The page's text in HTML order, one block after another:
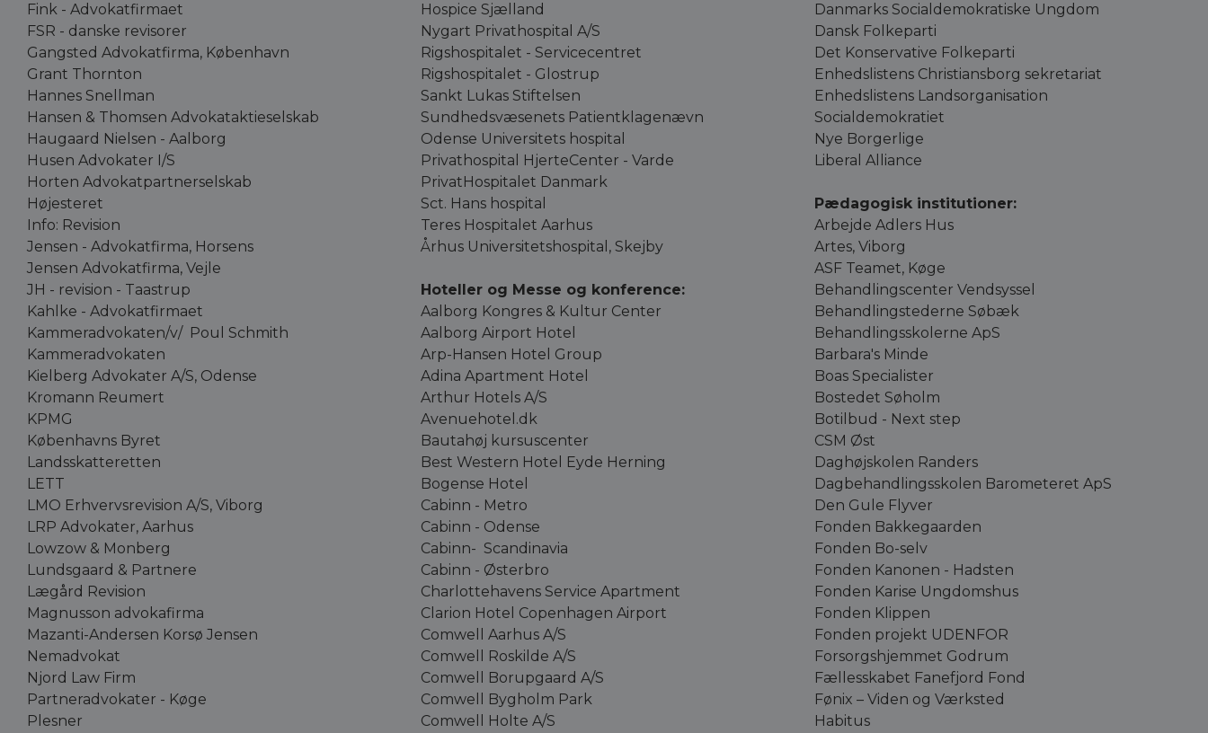
Fink - ​Advokatfirmaet
FSR - danske revisorer
Gangsted Advokatfirma, København
Grant Thornton
Hannes Snellman
Hansen & Thomsen Advokataktieselskab
Haugaard Nielsen - Aalborg
Husen Advokater I/S
Horten Advokatpartnerselskab
Højesteret
Info: Revision
Jensen - Advokatfirma, Horsens
Jensen Advokatfirma, Vejle
JH - revision - Taastrup
Kahlke - Advokatfirmaet
Kammeradvokaten/v/ Poul Schmith
Kammeradvokaten
Kielberg Advokater A/S, Odense
Kromann Reumert
KPMG
Københavns Byret
Landsskatteretten
LETT
LMO Erhvervsrevision A/S, Viborg
LRP Advokater, Aarhus
Lowzow & Monberg
Lundsgaard & Partnere
Lægård Revision
Magnusson advokafirma
Mazanti-Andersen Korsø Jensen
Nemadvokat
Njord Law Firm
Partneradvokater - Køge
Plesner
Hospice Sjælland
Nygart Privathospital A/S
Rigshospitalet - Servicecentret
Rigshospitalet - Glostrup
Sankt Lukas Stiftelsen
Sundhedsvæsenets Patientklagenævn
Odense Universitets hospital
Privathospital HjerteCenter - Varde
PrivatHospitalet Danmark
Sct. Hans hospital
Teres Hospitalet Aarhus
Århus Universitetshospital, Skejby
Hoteller og Messe og konference:
Aalborg Kongres & Kultur Center
Aalborg Airport Hotel
Arp-Hansen Hotel Group
Adina Apartment Hotel
Arthur Hotels A/S
Avenuehotel.dk
Bautahøj kursuscenter
Best Western Hotel Eyde Herning
Bogense Hotel
Cabinn - Metro
Cabinn - Odense
Cabinn- Scandinavia
Cabinn - Østerbro
Charlottehavens Service Apartment
Clarion Hotel Copenhagen Airport
Comwell Aarhus A/S
Comwell Roskilde A/S
Comwell Borupgaard A/S
Comwell Bygholm Park
Comwell Holte A/S
Danmarks Socialdemokratiske Ungdom
Dansk Folkeparti
Det Konservative Folkeparti
Enhedslistens Christiansborg sekretariat
Enhedslistens Landsorganisation
Socialdemokratiet
Nye Borgerlige
Liberal Alliance
Pædagogisk institutioner:
Arbejde Adlers Hus
Artes, Viborg
ASF Teamet, Køge
Behandlingscenter Vendsyssel
Behandlingstederne Søbæk
Behandlingsskolerne ApS
Barbara's Minde
Boas Specialister
Bostedet Søholm
Botilbud - Next step
CSM Øst
Daghøjskolen Randers
Dagbehandlingsskolen Barometeret ApS
Den Gule Flyver
Fonden Bakkegaarden
Fonden Bo-selv
Fonden Kanonen - Hadsten
Fonden Karise Ungdomshus
Fonden Klippen
Fonden projekt UDENFOR
Forsorgshjemmet Godrum
Fællesskabet Fanefjord Fond
Fønix – Viden og Værksted
Habitus